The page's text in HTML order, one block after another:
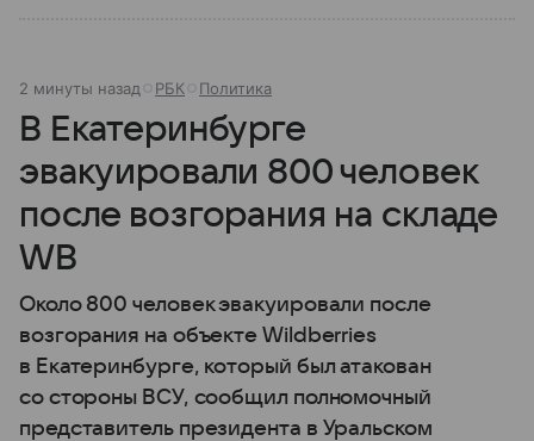
2 минуты назад РБК Политика
В Екатеринбурге
эвакуировали 800 человек
после возгорания на складе
WB
Около 800 человек эвакуировали после
возгорания на объекте Wildberries
в Екатеринбурге, который был атакован
со стороны ВСУ, сообщил полномочный
представитель президента в Уральском